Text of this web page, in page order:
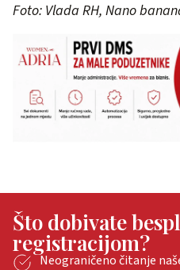
Foto: Vlada RH, Nano
Što dobivate
registracijom?
Neograničeno čitanje